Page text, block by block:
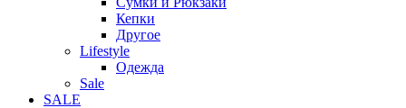
Кепки
Другое
Lifestyle
Одежда
Sale
SALE